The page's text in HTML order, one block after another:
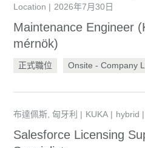
Location
2026年7月30日
Maintenance Engineer
mérnök)
正式職位 Onsite - Company
布達佩斯, 匈牙利 KUKA hybrid
Salesforce Licensing